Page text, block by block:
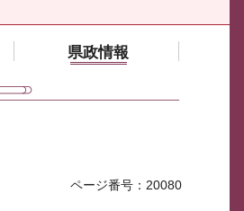
県政情報
ページ番号：20080